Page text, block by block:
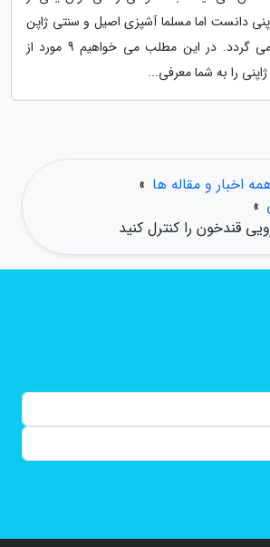
دانست اما مسلما آشپزی اصیل و سنتی ژاپن
به یک غذا محدود نمی گردد. در این مطلب می خواهیم 9 مورد از
را به شما معرفی...
اخبار و مقاله ها »
»
قندخون را کنترل کنید